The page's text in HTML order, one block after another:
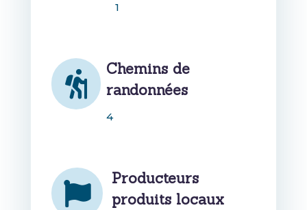
1

Chemins de
randonnées
4

Producteurs
produits locaux